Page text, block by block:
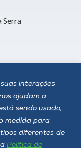
interações
ajudam a
sendo usado,
medida para
diferentes de
Política de
Serra